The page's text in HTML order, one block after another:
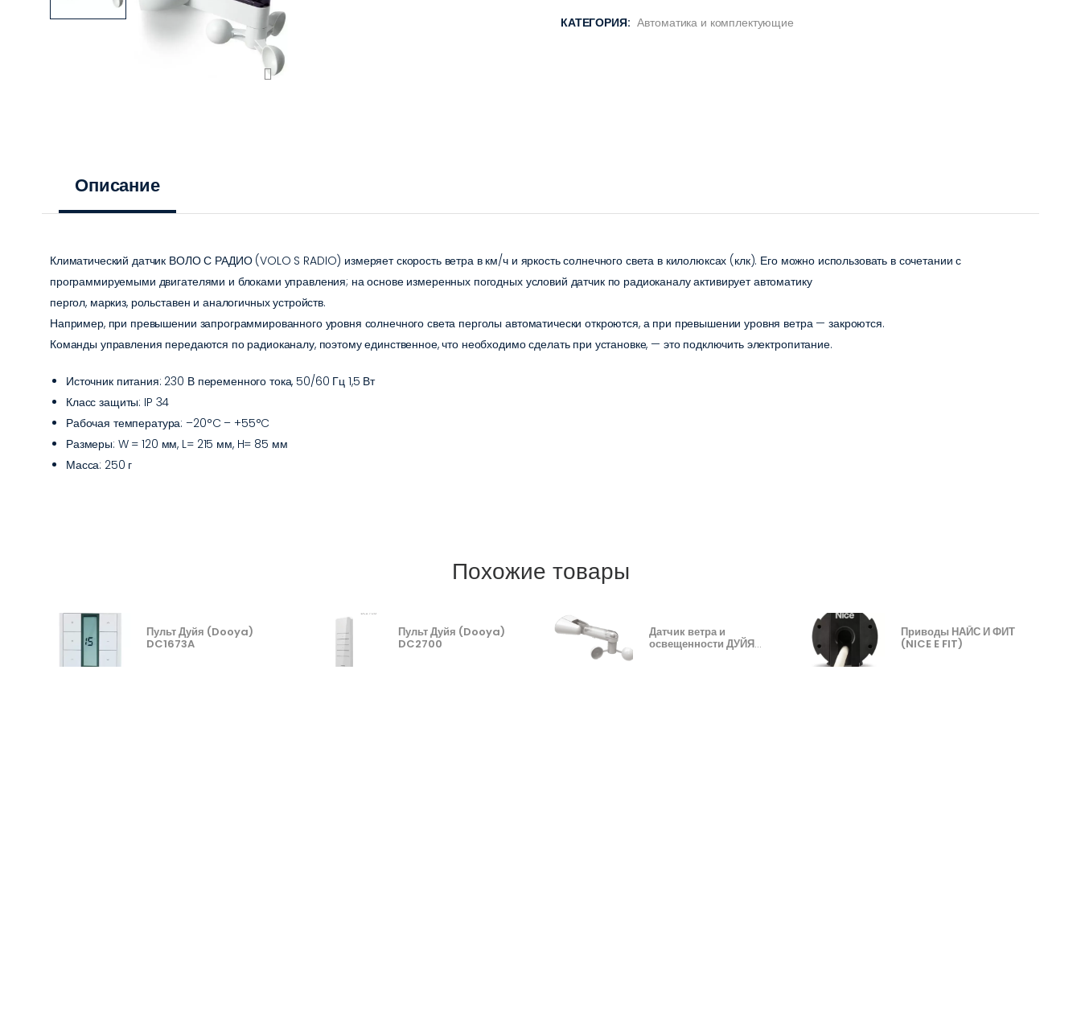
КАТЕГОРИЯ: Автоматика и комплектующие
Описание
Климатический датчик ВОЛО С РАДИО (VOLO S RADIO) измеряет скорость ветра в км/ч и яркость солнечного света в килолюксах (клк). Его можно использовать в сочетании с
программируемыми двигателями и блоками управления; на основе измеренных погодных условий датчик по радиоканалу активирует автоматику
пергол, маркиз, рольставен и аналогичных устройств.
Например, при превышении запрограммированного уровня солнечного света перголы автоматически откроются, а при превышении уровня ветра — закроются.
Команды управления передаются по радиоканалу, поэтому единственное, что необходимо сделать при установке, — это подключить электропитание.
Источник питания: 230 В переменного тока, 50/60 Гц 1,5 Вт
Класс защиты: IP 34
Рабочая температура: –20°C – +55°C
Размеры: W = 120 мм, L= 215 мм, H= 85 мм
Масса: 250 г
Похожие товары
Пульт Дуйя (Dooya)
DC1673A
Пульт Дуйя (Dooya)
DC2700
Датчик ветра и
освещенности ДУЙЯ
Приводы НАЙС И ФИТ
(NICE E FIT)